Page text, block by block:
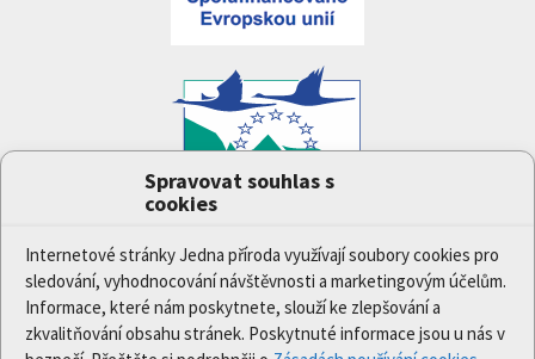
Spravovat souhlas s
cookies
Internetové stránky Jedna příroda využívají soubory cookies pro
sledování, vyhodnocování návštěvnosti a marketingovým účelům.
Informace, které nám poskytnete, slouží ke zlepšování a
zkvalitňování obsahu stránek. Poskytnuté informace jsou u nás v
LIFE17/IPE/CZ/000005) byl podpořen z finančního
nástroje Evropské unie LIFE.
Údaje a informace zveřejněné na těchto stránkách
vyjadřují názor či stanovisko pouze Ministerstva
životního prostředí a partnerů projektu. Evropská